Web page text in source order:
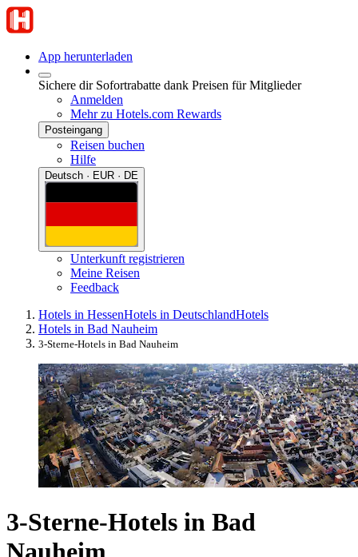
App herunterladen
Sichere dir Sofortrabatte dank Preisen für Mitglieder
Anmelden
Mehr zu Hotels.com Rewards
Posteingang
Reisen buchen
Hilfe
Deutsch · EUR · DE
Unterkunft registrieren
Meine Reisen
Feedback
Hotels in HessenHotels in DeutschlandHotels
Hotels in Bad Nauheim
3-Sterne-Hotels in Bad Nauheim
3-Sterne-Hotels in Bad